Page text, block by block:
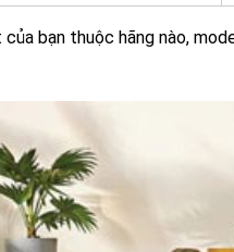
của bạn thuộc hãng nào,